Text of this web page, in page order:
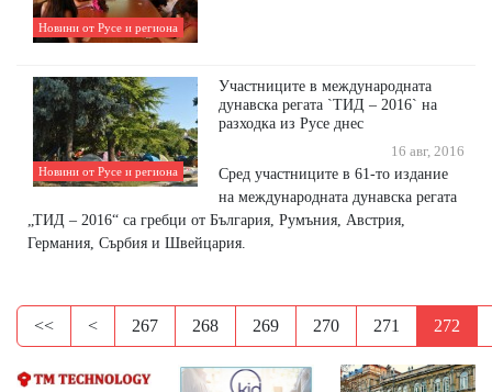
Новини от Русе и региона
Новини от Русе и региона
Участниците в международната
дунавска регата `ТИД – 2016` на
разходка из Русе днес
16 авг, 2016
Сред участниците в 61-то издание
на международната дунавска регата
„ТИД – 2016“ са гребци от България, Румъния, Австрия,
Германия, Сърбия и Швейцария.
<< < 267 268 269 270 271 272